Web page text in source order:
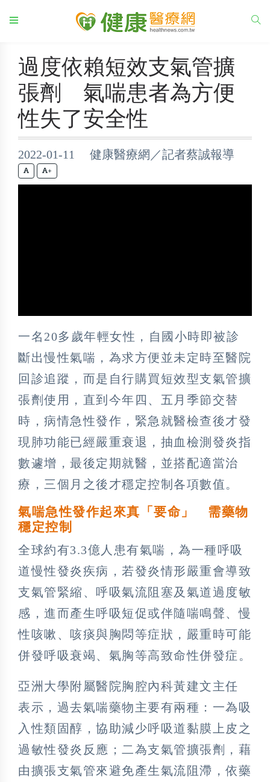
過度依賴短效支氣管擴
張劑 氣喘患者為方便
性失了安全性
2022-01-11 健康醫療網／記者蔡誠報導
+
一名20多歲年輕女性，自國小時即被診
斷出慢性氣喘，為求方便並未定時至醫院
回診追蹤，而是自行購買短效型支氣管擴
張劑使用，直到今年四、五月季節交替
時，病情急性發作，緊急就醫檢查後才發
現肺功能已經嚴重衰退，抽血檢測發炎指
數遽增，最後定期就醫，並搭配適當治
療，三個月之後才穩定控制各項數值。
氣喘急性發作起來真「要命」 需藥物
穩定控制
全球約有3.3億人患有氣喘，為一種呼吸
道慢性發炎疾病，若發炎情形嚴重會導致
支氣管緊縮、呼吸氣流阻塞及氣道過度敏
感，進而產生呼吸短促或伴隨喘鳴聲、慢
性咳嗽、咳痰與胸悶等症狀，嚴重時可能
併發呼吸衰竭、氣胸等高致命性併發症。
亞洲大學附屬醫院胸腔內科黃建文主任
表示，過去氣喘藥物主要有兩種：一為吸
入性類固醇，協助減少呼吸道黏膜上皮之
過敏性發炎反應；二為支氣管擴張劑，藉
由擴張支氣管來避免產生氣流阻滯，依藥